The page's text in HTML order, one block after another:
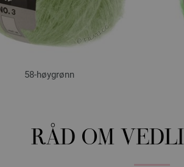
58-høygrønn
RÅD OM